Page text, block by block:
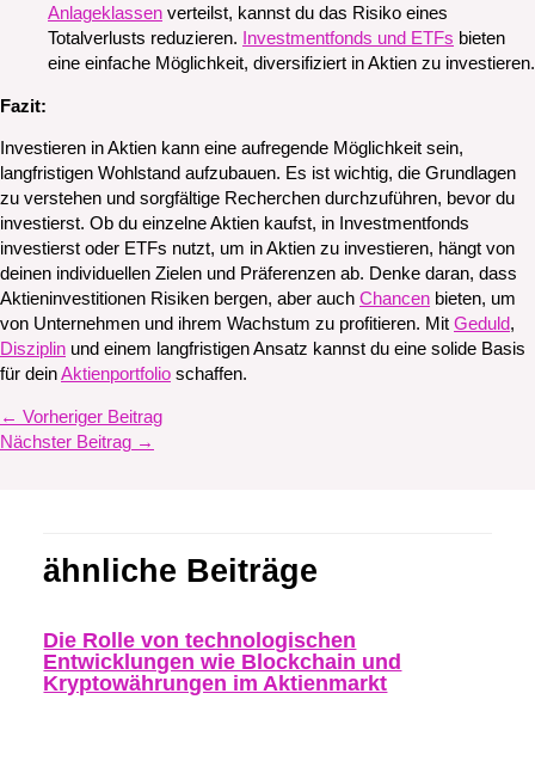
Anlageklassen verteilst, kannst du das Risiko eines
Totalverlusts reduzieren.
Investmentfonds und ETFs bieten
eine einfache Möglichkeit, diversifiziert in Aktien zu investieren.
Fazit:
Investieren in Aktien kann eine aufregende Möglichkeit sein,
langfristigen Wohlstand aufzubauen. Es ist wichtig, die Grundlagen
zu verstehen und sorgfältige Recherchen durchzuführen, bevor du
investierst. Ob du einzelne Aktien kaufst, in Investmentfonds
investierst oder ETFs nutzt, um in Aktien zu investieren, hängt von
deinen individuellen Zielen und Präferenzen ab. Denke daran, dass
Aktieninvestitionen Risiken bergen, aber auch Chancen bieten, um
von Unternehmen und ihrem Wachstum zu profitieren. Mit Geduld,
Disziplin und einem langfristigen Ansatz kannst du eine solide Basis
für deinAktienportfolio schaffen.
← Vorheriger Beitrag
Nächster Beitrag →
ähnliche Beiträge
Die Rolle von technologischen
Entwicklungen wie Blockchain und
Kryptowährungen im Aktienmarkt